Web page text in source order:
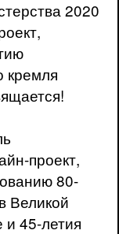
2020
кремля
проект,
80-
Великой
и 45-летия